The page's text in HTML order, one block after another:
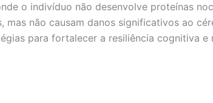
o indivíduo não desenvolve proteínas
mas não causam danos significativos ao
para fortalecer a resiliência cognitiva